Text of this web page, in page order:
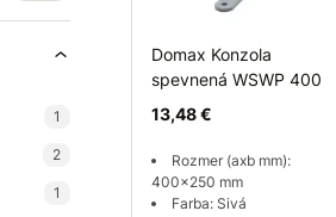
1
2
1
Domax Konzola
spevnená WSWP 400
13,48 €
Rozmer (axb mm):
400x250 mm
Farba: Sivá